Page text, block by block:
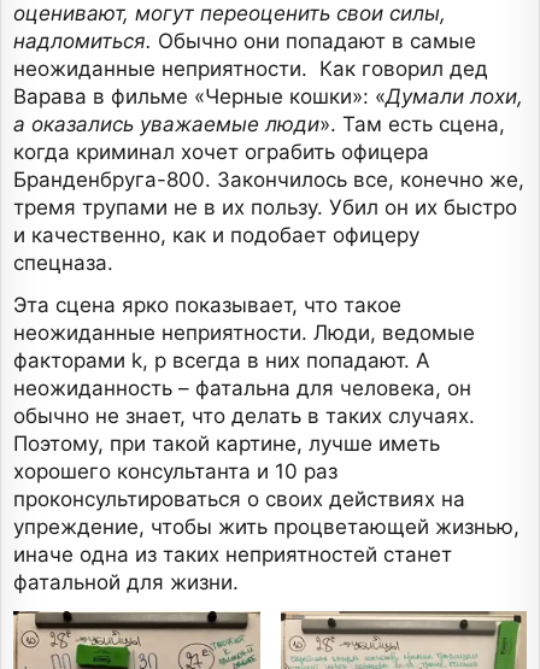
оценивают, могут переоценить свои силы,
надломиться. Обычно они попадают в самые
неожиданные неприятности. Как говорил дед
Варава в фильме «Черные кошки»: «Думали лохи,
а оказались уважаемые люди». Там есть сцена,
когда криминал хочет ограбить офицера
Бранденбруга-800. Закончилось все, конечно же,
тремя трупами не в их пользу. Убил он их быстро
и качественно, как и подобает офицеру
спецназа.
Эта сцена ярко показывает, что такое
неожиданные неприятности. Люди, ведомые
факторами k, p всегда в них попадают. А
неожиданность – фатальна для человека, он
обычно не знает, что делать в таких случаях.
Поэтому, при такой картине, лучше иметь
хорошего консультанта и 10 раз
проконсультироваться о своих действиях на
упреждение, чтобы жить процветающей жизнью,
иначе одна из таких неприятностей станет
фатальной для жизни.